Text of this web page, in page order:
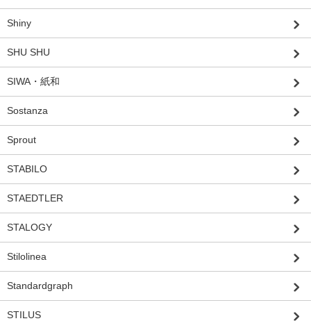
Shiny
SHU SHU
SIWA・紙和
Sostanza
Sprout
STABILO
STAEDTLER
STALOGY
Stilolinea
Standardgraph
STILUS